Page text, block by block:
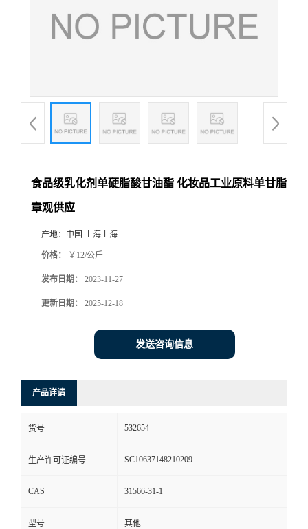
食品级乳化剂单硬脂酸甘油酯 化妆品工业原料单甘脂
章观供应
产地： 中国 上海上海
价格： ￥12/公斤
发布日期： 2023-11-27
更新日期： 2025-12-18
发送咨询信息
产品详请
货号 532654
生产许可证编号 SC10637148210209
CAS 31566-31-1
型号 其他